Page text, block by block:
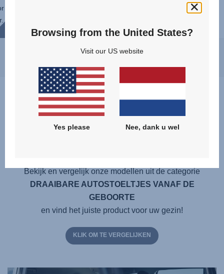
altijd snel en gemakkelijk veilig in of uit
Welk product is het beste voor
Bekijk en vergelijk onze modellen uit de categorie
DRAAIBARE AUTOSTOELTJES VANAF DE
GEBOORTE
en vind het juiste product voor uw gezin!
KLIK OM TE VERGELIJKEN
Browsing from the United States?
Visit our US website
Yes please Nee, dank u wel